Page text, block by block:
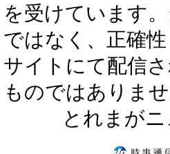
を受けています
ではなく、正確
サイトにて配信
ものではありませ
とれまが